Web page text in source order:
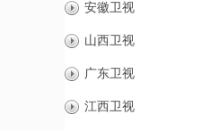
安徽卫视
山西卫视
广东卫视
江西卫视